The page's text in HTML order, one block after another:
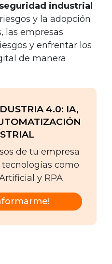
industrial
y la adopción
las empresas
y enfrentar los
de manera
4.0: IA,
de tu empresa
como
y RPA